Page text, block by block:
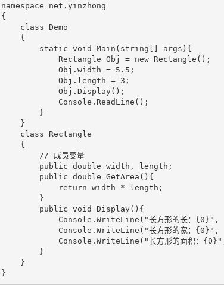
namespace net.yinzhong
{
    class Demo
    {
        static void Main(string[] args){
            Rectangle Obj = new Rectangle();
            Obj.width = 5.5;
            Obj.length = 3;
            Obj.Display();
            Console.ReadLine();
        }
    }
    class Rectangle
    {
        // 成员变量
        public double width, length;
        public double GetArea(){
            return width * length;
        }
        public void Display(){
Console.WriteLine("长方形的长：{0}",
Console.WriteLine("长方形的宽：{0}",
Console.WriteLine("长方形的面积：
        }
    }